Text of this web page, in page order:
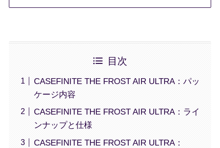
目次
CASEFINITE THE FROST AIR ULTRA：パッ
ケージ内容
CASEFINITE THE FROST AIR ULTRA：ライ
ンナップと仕様
CASEFINITE THE FROST AIR ULTRA：